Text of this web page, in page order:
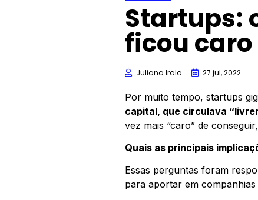
Startups:
ficou caro
Juliana Irala 27 jul, 2022
Por muito tempo, startups
capital, que circulava
vez mais “caro” de
Quais as principais
Essas perguntas foram
para aportar em